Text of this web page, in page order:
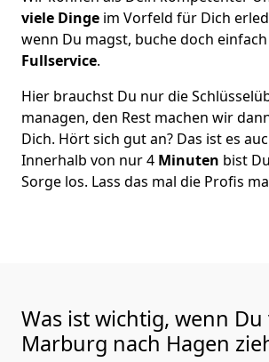
viele Dinge im Vorfeld für Dich
wenn Du magst, buche doch
Fullservice.
Hier brauchst Du nur die
managen, den Rest machen wir
Dich. Hört sich gut an? Das ist es
Innerhalb von nur 4 Minuten bist
Sorge los. Lass das mal die Profis
Was ist wichtig, wenn Du
Marburg nach Hagen